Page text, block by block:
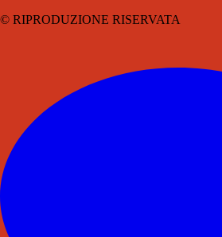
© RIPRODUZIONE RISERVATA